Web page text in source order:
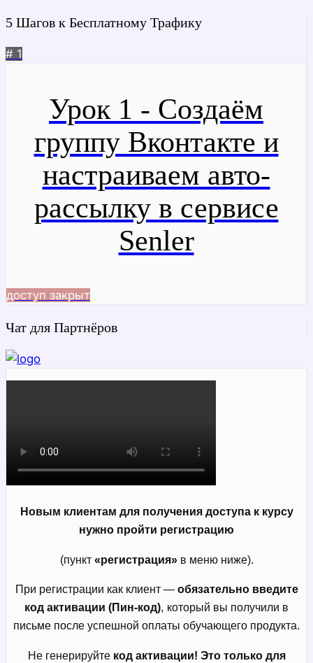
5 Шагов к Бесплатному Трафику
# 1
Урок 1 - Создаём
группу Вконтакте и
настраиваем авто-
рассылку в сервисе
Senler
доступ закрыт
Чат для Партнёров
Новым клиентам для получения доступа к курсу
нужно пройти регистрацию
(пункт «регистрация»в меню ниже).
При регистрации как клиент — обязательно введите
код активации (Пин-код), который вы получили в
письме после успешной оплаты обучающего продукта.
Не генерируйте код активации! Это только для